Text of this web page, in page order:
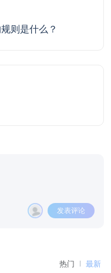
则是什么？
发表评论
热门 最新